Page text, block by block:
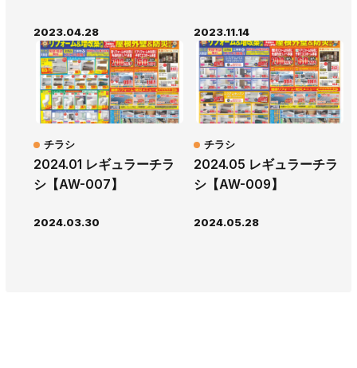
2023.04.28 2023.11.14
2024.01 レギュラーチラ
シ【AW-007】
チラシ
2024.03.30
2024.05 レギュラーチラ
シ【AW-009】
チラシ
2024.05.28